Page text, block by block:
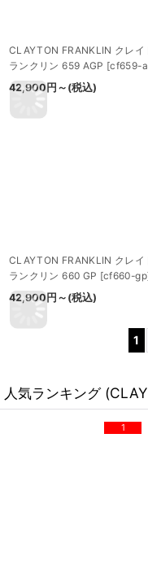
CLAYTON FRANKLIN クレイ
ランクリン 659 AGP [cf659-
42,900円 ～ (税込)
CLAYTON FRANKLIN クレイ
ランクリン 660 GP [cf660-gp
42,900円 ～ (税込)
1
人気ランキング
1